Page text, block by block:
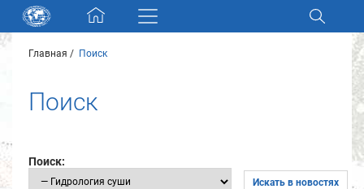
Skip navigation
Разделы и коллекции
Электронный каталог
Новости
Главная Поиск
Поиск
Поиск:
Искать в новостях